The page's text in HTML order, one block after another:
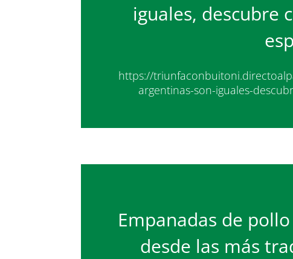
iguales, descubre
https://
argentinas-son-iguales-
Empanadas de
desde las más